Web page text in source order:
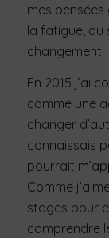
mes
la fatigue, du
changement.
En 2015 j’ai
comme une
changer
connaissais
pourrait
Comme
stages pour
comprendre